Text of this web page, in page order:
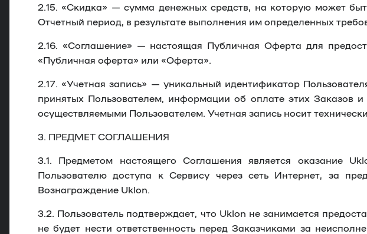
2.15. «Скидка» — сумма денежных средств, на которую может
Отчетный период, в результате выполнения им определенных
2.16. «Соглашение» — настоящая Публичная Оферта для
«Публичная оферта» или «Оферта».
2.17. «Учетная запись» — уникальный идентификатор
принятых Пользователем, информации об оплате этих Заказов
осуществляемыми Пользователем. Учетная запись носит
3. ПРЕДМЕТ СОГЛАШЕНИЯ
3.1.
Предметом настоящего Соглашения является оказание
Пользователю доступа к Сервису через сеть Интернет, за
Вознаграждение Uklon.
3.2. Пользователь подтверждает, что Uklon не занимается
не будет нести ответственность перед Заказчиками за